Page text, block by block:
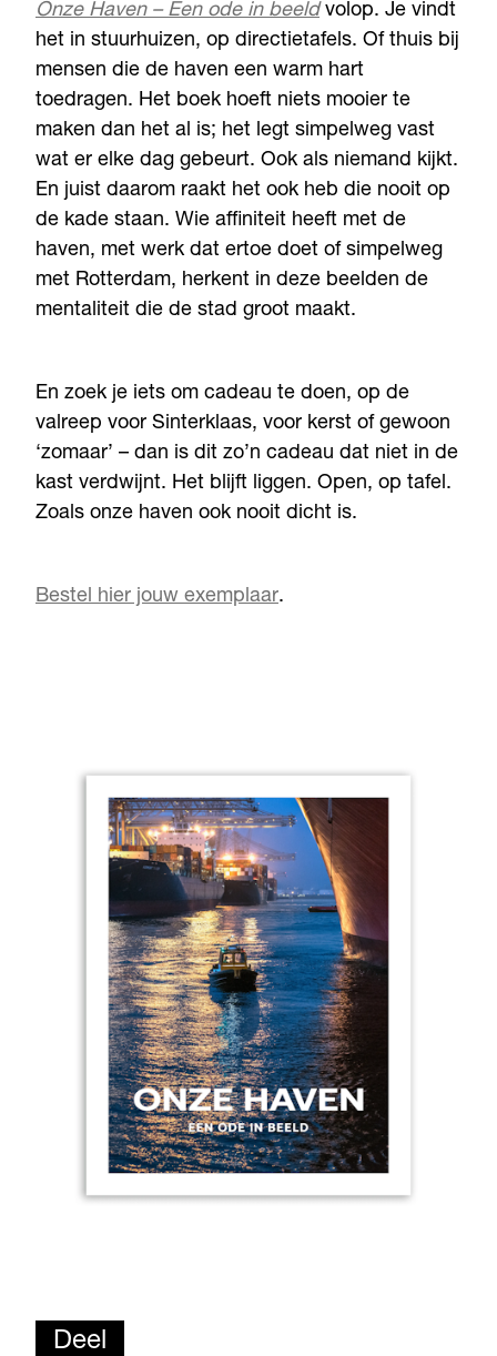
Onze Haven – Een ode in beeldvolop. Je vindt
het in stuurhuizen, op directietafels. Of thuis bij
mensen die de haven een warm hart
toedragen. Het boek hoeft niets mooier te
maken dan het al is; het legt simpelweg vast
wat er elke dag gebeurt. Ook als niemand kijkt.
En juist daarom raakt het ook heb die nooit op
de kade staan. Wie affiniteit heeft met de
haven, met werk dat ertoe doet of simpelweg
met Rotterdam, herkent in deze beelden de
mentaliteit die de stad groot maakt.
En zoek je iets om cadeau te doen, op de
valreep voor Sinterklaas, voor kerst of gewoon
‘zomaar’ – dan is dit zo’n cadeau dat niet in de
kast verdwijnt. Het blijft liggen. Open, op tafel.
Zoals onze haven ook nooit dicht is.
Bestel hier jouw exemplaar.
Deel